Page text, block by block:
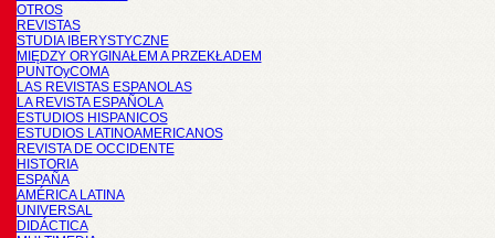
OTROS
REVISTAS
STUDIA IBERYSTYCZNE
MIĘDZY ORYGINAŁEM A PRZEKŁADEM
PUNTOyCOMA
LAS REVISTAS ESPANOLAS
LA REVISTA ESPAÑOLA
ESTUDIOS HISPANICOS
ESTUDIOS LATINOAMERICANOS
REVISTA DE OCCIDENTE
HISTORIA
ESPAÑA
AMÉRICA LATINA
UNIVERSAL
DIDÁCTICA